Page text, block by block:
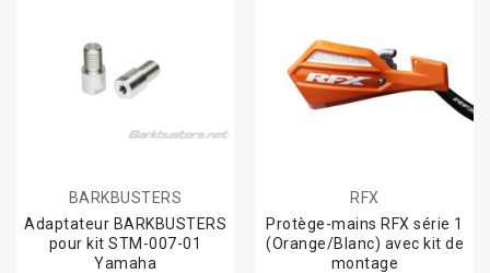
BARKBUSTERS
Adaptateur BARKBUSTERS
pour kit STM-007-01
Yamaha
RFX
Protège-mains RFX série 1
(Orange/Blanc) avec kit de
montage